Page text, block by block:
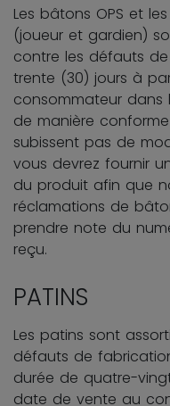
Les bâtons OPS et
(joueur et gardien)
contre les défauts
trente (30) jours à
consommateur dans
de manière
subissent pas de
vous devrez fournir
du produit afin que
réclamations de
prendre note du
reçu.
PATINS
Les patins sont
défauts de
durée de quatre-
date de vente au